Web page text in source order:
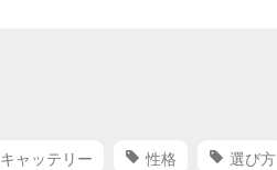
キャッテリー 性格 選び方